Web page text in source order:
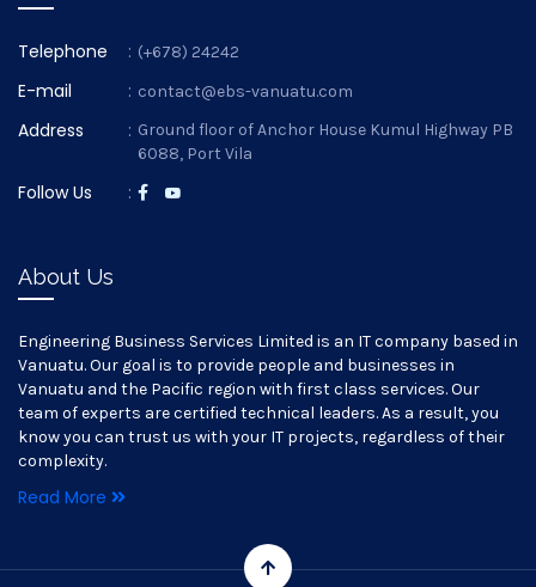
Telephone : (+678) 24242
E-mail : contact@ebs-vanuatu.com
Address : Ground floor of Anchor House Kumul Highway PB
6088, Port Vila
Follow Us :
About Us
Engineering Business Services Limited is an IT company based in
Vanuatu. Our goal is to provide people and businesses in
Vanuatu and the Pacific region with first class services. Our
team of experts are certified technical leaders. As a result, you
know you can trust us with your IT projects, regardless of their
complexity.
Read More